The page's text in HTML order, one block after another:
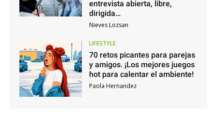
entrevista abierta, libre,
dirigida…
Nieves Lozsan
LIFESTYLE
70 retos picantes para parejas
y amigos. ¡Los mejores juegos
hot para calentar el ambiente!
Paola Hernandez